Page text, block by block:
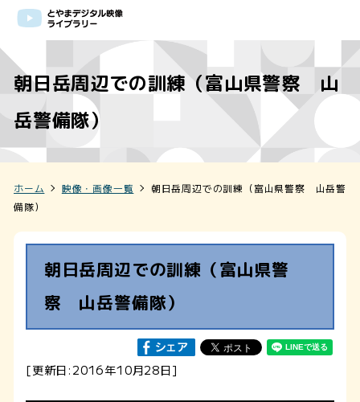
朝日岳周辺での訓練（富山県警察 山
岳警備隊）
ホーム 映像・画像一覧
朝日岳周辺での訓練（富山県警察 山岳警
備隊）
朝日岳周辺での訓練（富山県警
察 山岳警備隊）
[更新日:2016年10月28日]